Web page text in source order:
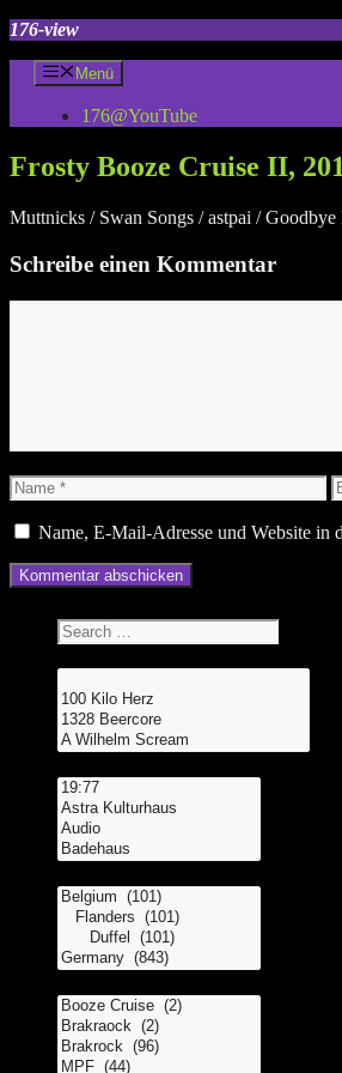
Zum
springen
176-view
Menü
176@YouTube
Frosty Booze Cruise II,
Muttnicks / Swan Songs / astpai /
Schreibe einen Kommentar
Name
Name, E-Mail-Adresse und Website in